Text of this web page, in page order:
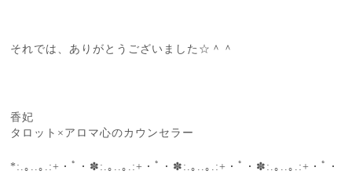
それでは、ありがとうございました☆＾＾
香妃
タロット×アロマ心のカウンセラー
*:.｡..｡.:+・ﾟ・✽:.｡..｡.:+・ﾟ・✽:.｡..｡.:+・ﾟ・✽:.｡..｡.:+・ﾟ・